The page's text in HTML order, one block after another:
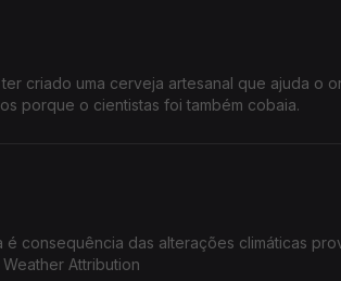
criado uma cerveja artesanal que ajuda o
porque o cientistas foi também cobaia.
consequência das alterações climáticas
Attribution